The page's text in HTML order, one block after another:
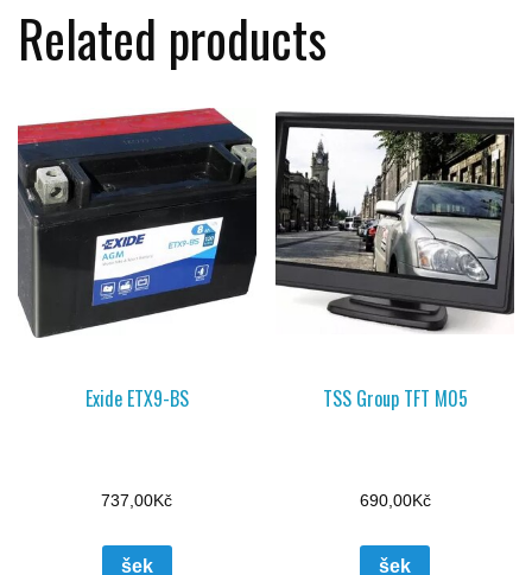
Related products
Exide ETX9-BS
737,00Kč
šek
TSS Group TFT M05
690,00Kč
šek